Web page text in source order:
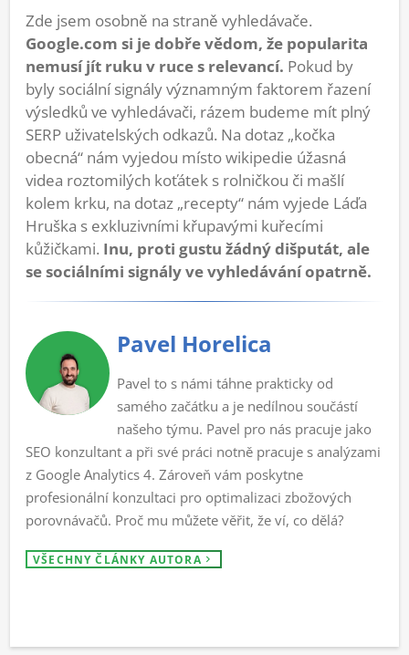
Zde jsem osobně na straně vyhledávače.
Google.com si je dobře vědom, že popularita
nemusí jít ruku v ruce s relevancí. Pokud by
byly sociální signály významným faktorem řazení
výsledků ve vyhledávači, rázem budeme mít plný
SERP uživatelských odkazů. Na dotaz „kočka
obecná“ nám vyjedou místo wikipedie úžasná
videa roztomilých koťátek s rolničkou či mašlí
kolem krku, na dotaz „recepty“ nám vyjede Láďa
Hruška s exkluzivními křupavými kuřecími
kůžičkami. Inu, proti gustu žádný dišputát, ale
se sociálními signály ve vyhledávání opatrně.
Pavel Horelica
Pavel to s námi táhne prakticky od
samého začátku a je nedílnou součástí
našeho týmu. Pavel pro nás pracuje jako
SEO konzultant a při své práci notně pracuje s analýzami
z Google Analytics 4. Zároveň vám poskytne
profesionální konzultaci pro optimalizaci zbožových
porovnávačů. Proč mu můžete věřit, že ví, co dělá?
VŠECHNY ČLÁNKY AUTORA